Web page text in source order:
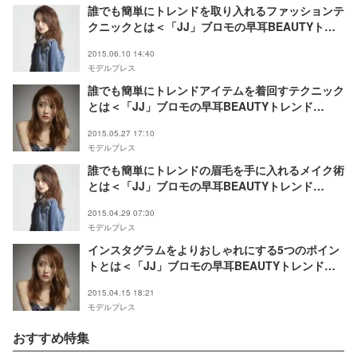
誰でも簡単にトレンドを取り入れるファッションテ
クニックとは＜「JJ」ブロモの早耳BEAUTYトレ
2015.06.10 14:40
モデルプレス
誰でも簡単にトレンドアイテムを着回すテクニック
とは＜「JJ」ブロモの早耳BEAUTYトレンド
2015.05.27 17:10
モデルプレス
誰でも簡単にトレンドの眉毛を手に入れるメイク術
とは＜「JJ」ブロモの早耳BEAUTYトレンド
2015.04.29 07:30
モデルプレス
インスタグラムをよりおしゃれにする5つのポイン
トとは＜「JJ」ブロモの早耳BEAUTYトレンド
2015.04.15 18:21
モデルプレス
おすすめ特集